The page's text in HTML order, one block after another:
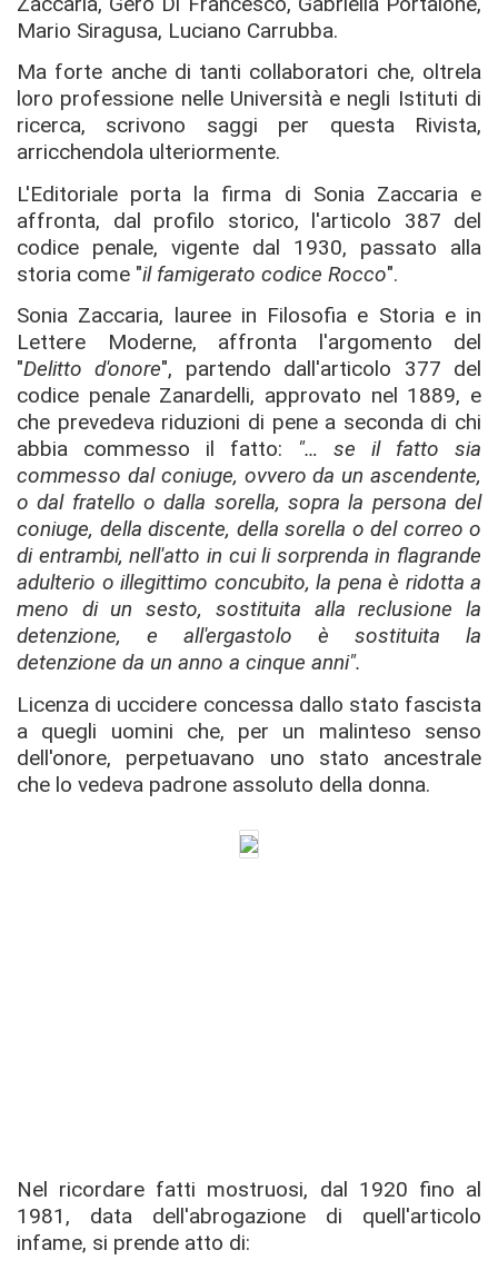
Mario Siragusa, Luciano Carrubba.
Ma forte anche di tanti collaboratori che, oltrela
loro professione nelle Università e negli Istituti di
ricerca, scrivono saggi per questa Rivista,
arricchendola ulteriormente.
L'Editoriale porta la firma di Sonia Zaccaria e
affronta, dal profilo storico, l'articolo 387 del
codice penale, vigente dal 1930, passato alla
storia come "il famigerato codice Rocco".
Sonia Zaccaria, lauree in Filosofia e Storia e in
Lettere Moderne, affronta l'argomento del
"Delitto d'onore", partendo dall'articolo 377 del
codice penale Zanardelli, approvato nel 1889, e
che prevedeva riduzioni di pene a seconda di chi
abbia commesso il fatto: "… se il fatto sia
commesso dal coniuge, ovvero da un ascendente,
o dal fratello o dalla sorella, sopra la persona del
coniuge, della discente, della sorella o del correo o
di entrambi, nell'atto in cui li sorprenda in flagrande
adulterio o illegittimo concubito, la pena è ridotta a
meno di un sesto, sostituita alla reclusione la
detenzione, e all'ergastolo è sostituita la
detenzione da un anno a cinque anni".
Licenza di uccidere concessa dallo stato fascista
a quegli uomini che, per un malinteso senso
dell'onore, perpetuavano uno stato ancestrale
che lo vedeva padrone assoluto della donna.
Nel ricordare fatti mostruosi, dal 1920 fino al
1981, data dell'abrogazione di quell'articolo
infame, si prende atto di: